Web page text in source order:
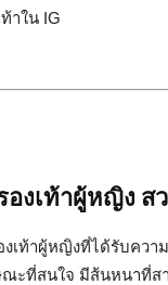
าใน IG
องเท้าผู้หญิง
งเท้าผู้หญิงที่ได้รับคว
ณะที่สนใจ มีส้นหนาที่